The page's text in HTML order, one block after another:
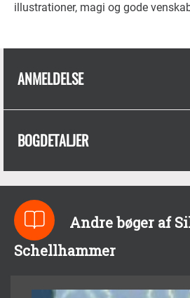
illustrationer, magi og gode
ANMELDELSE
BOGDETALJER
Andre bøger af
Schellhammer